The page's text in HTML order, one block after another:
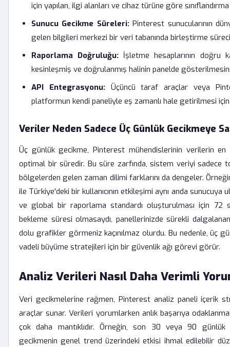
için yapılan, ilgi alanları ve cihaz türüne göre
Sunucu Gecikme Süreleri:Pinterest sunucularının
gelen bilgileri merkezi bir veri tabanında birleştirme
Raporlama Doğruluğu: İşletme hesaplarının doğru
kesinleşmiş ve doğrulanmış halinin panelde
API Entegrasyonu:Üçüncü taraf araçlar veya
platformun kendi paneliyle eş zamanlı hale getirilmesi
Veriler Neden Sadece Üç Günlük Gecikmeye
Üç günlük gecikme, Pinterest mühendislerinin verilerin
optimal bir süredir. Bu süre zarfında, sistem veriyi sadece
bölgelerden gelen zaman dilimi farklarını da dengeler.
ile Türkiye'deki bir kullanıcının etkileşimi aynı anda sunucuya
ve global bir raporlama standardı oluşturulması için 72
bekleme süresi olmasaydı, panellerinizde sürekli
dolu grafikler görmeniz kaçınılmaz olurdu. Bu nedenle, üç
vadeli büyüme stratejileri için bir güvenlik ağı görevi görür.
Analiz Verileri Nasıl Daha Verimli
Veri gecikmelerine rağmen, Pinterest analiz paneli içerik
araçlar sunar. Verileri yorumlarken anlık başarıya
çok daha mantıklıdır. Örneğin, son 30 veya 90 günlük
gecikmenin genel trend üzerindeki etkisi ihmal edilebilir